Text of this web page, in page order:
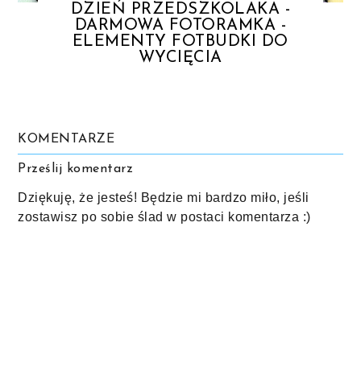
DZIEŃ PRZEDSZKOLAKA -
DARMOWA FOTORAMKA -
ELEMENTY FOTBUDKI DO
WYCIĘCIA
KOMENTARZE
Prześlij komentarz
Dziękuję, że jesteś! Będzie mi bardzo miło, jeśli
zostawisz po sobie ślad w postaci komentarza :)